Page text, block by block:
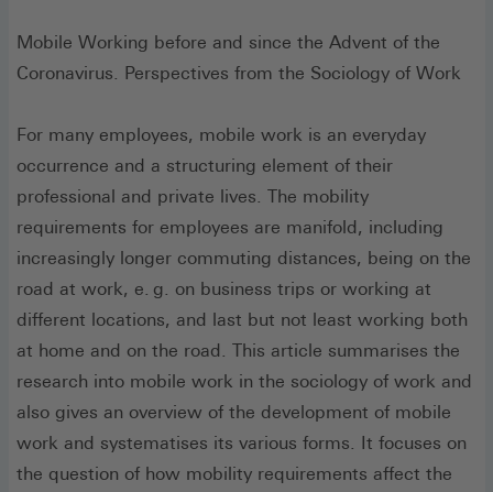
Mobile Working before and since the Advent of the
Coronavirus. Perspectives from the Sociology of Work
For many employees, mobile work is an everyday
occurrence and a structuring element of their
professional and private lives. The mobility
requirements for employees are manifold, including
increasingly longer commuting distances, being on the
road at work, e. g. on business trips or working at
different locations, and last but not least working both
at home and on the road. This article summarises the
research into mobile work in the sociology of work and
also gives an overview of the development of mobile
work and systematises its various forms. It focuses on
the question of how mobility requirements affect the